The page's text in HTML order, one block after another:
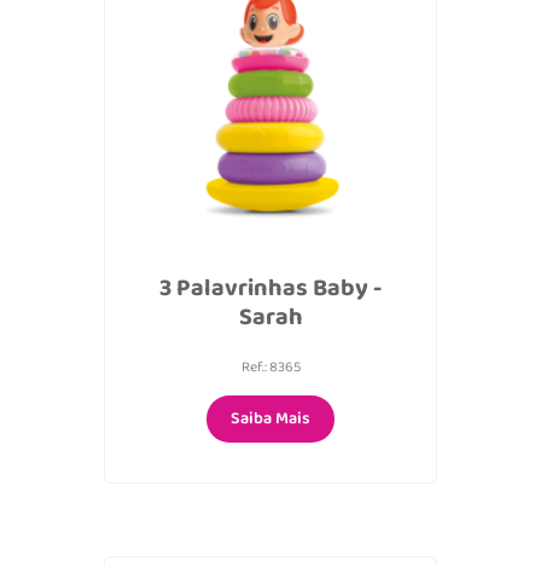
3 Palavrinhas Baby -
Sarah
Ref.: 8365
Saiba Mais